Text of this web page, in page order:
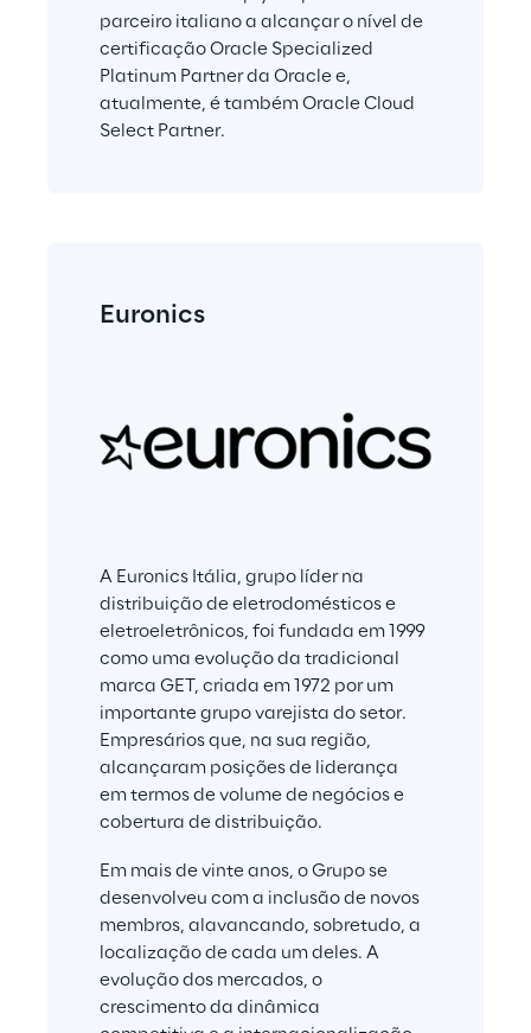
parceiro italiano a alcançar o nível de
certificação Oracle Specialized
Platinum Partner da Oracle e,
atualmente, é também Oracle Cloud
Select Partner.
Euronics
A Euronics Itália, grupo líder na
distribuição de eletrodomésticos e
eletroeletrônicos, foi fundada em 1999
como uma evolução da tradicional
marca GET, criada em 1972 por um
importante grupo varejista do setor.
Empresários que, na sua região,
alcançaram posições de liderança
em termos de volume de negócios e
cobertura de distribuição.
Em mais de vinte anos, o Grupo se
desenvolveu com a inclusão de novos
membros, alavancando, sobretudo, a
localização de cada um deles. A
evolução dos mercados, o
crescimento da dinâmica